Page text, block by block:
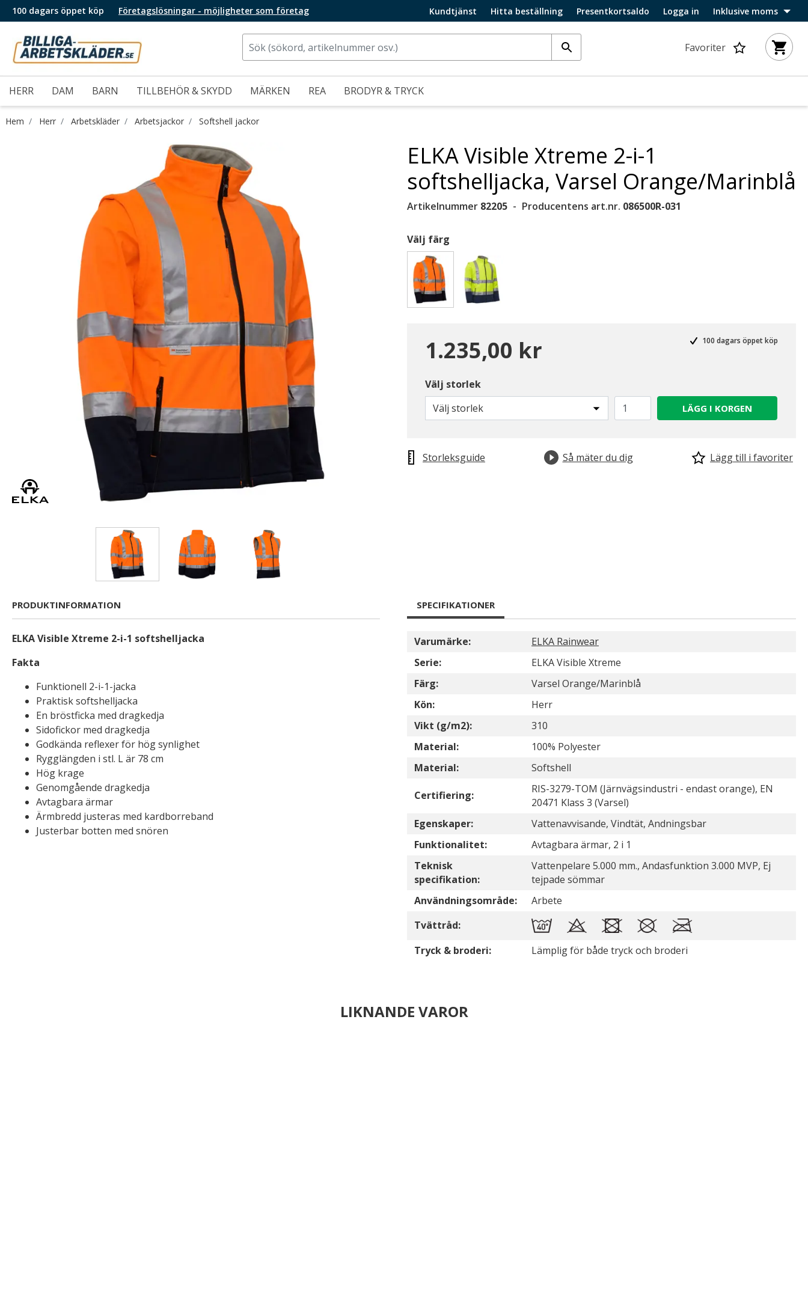
100 dagars öppet köp Företagslösningar - möjligheter som företag Kundtjänst Hitta beställning Presentkortsaldo Logga in Inklusive moms
Favoriter
HERR DAM BARN TILLBEHÖR & SKYDD MÄRKEN REA BRODYR & TRYCK
Hem Herr Arbetskläder Arbetsjackor Softshell jackor
ELKA Visible Xtreme 2-i-1
softshelljacka, Varsel Orange/Marinblå
Artikelnummer 82205 Producentens art.nr. 086500R-031
Välj färg
1.235,00 kr 100 dagars öppet köp
Välj storlek
Välj storlek
LÄGG I KORGEN
Storleksguide Så mäter du dig Lägg till i favoriter
PRODUKTINFORMATION
ELKA Visible Xtreme 2-i-1 softshelljacka
Fakta
Funktionell 2-i-1-jacka
Praktisk softshelljacka
En bröstficka med dragkedja
Sidofickor med dragkedja
Godkända reflexer för hög synlighet
Rygglängden i stl. L är 78 cm
Hög krage
Genomgående dragkedja
Avtagbara ärmar
Ärmbredd justeras med kardborreband
Justerbar botten med snören
SPECIFIKATIONER
Varumärke:
ELKA Rainwear
Serie:
ELKA Visible Xtreme
Färg:
Varsel Orange/Marinblå
Kön:
Herr
Vikt (g/m2):
310
Material:
100% Polyester
Material:
Softshell
Certifiering:
RIS-3279-TOM (Järnvägsindustri - endast orange), EN
20471 Klass 3 (Varsel)
Egenskaper:
Vattenavvisande, Vindtät, Andningsbar
Funktionalitet:
Avtagbara ärmar, 2 i 1
Teknisk
specifikation:
Vattenpelare 5.000 mm., Andasfunktion 3.000 MVP, Ej
tejpade sömmar
Användningsområde:
Arbete
Tvättråd:
Tryck & broderi:
Lämplig för både tryck och broderi
LIKNANDE VAROR